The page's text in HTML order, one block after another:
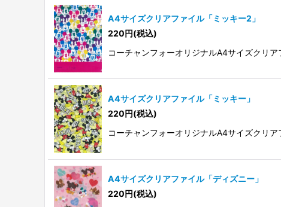
A4サイズクリアファイル「ミッキー2」
220円(税込)
コーチャンフォーオリジナルA4サイズクリア
A4サイズクリアファイル「ミッキー」
220円(税込)
コーチャンフォーオリジナルA4サイズクリア
A4サイズクリアファイル「ディズニー」
220円(税込)